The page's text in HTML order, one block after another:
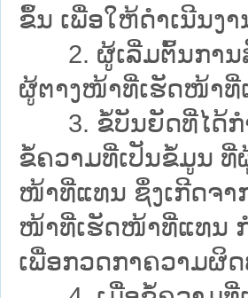
ຂຶ້ນ ເພື່ອໃຫ້ດຳເນີນງ
2. ຜູ້ເລີ່ມຕົ້ນການສື່
ຜູ້ຕາງໜ້າທີ່ເຮັດໜ້າທີ່
3. ຂໍ້ບັນຍັດທີ່ໄດ້ກຳ
ຂໍ້ຄວາມທີ່ເປັນຂໍ້ມູນ
ໜ້າທີ່ແທນ ຊຶ່ງເກີດຈາ
ໜ້າທີ່ເຮັດໜ້າທີ່ແທນ
ເພື່ອກວດກາຄວາມຜິ